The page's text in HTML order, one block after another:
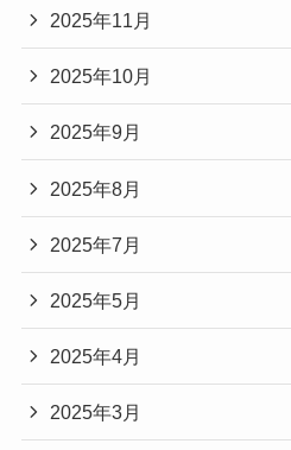
2025年11月
2025年10月
2025年9月
2025年8月
2025年7月
2025年5月
2025年4月
2025年3月